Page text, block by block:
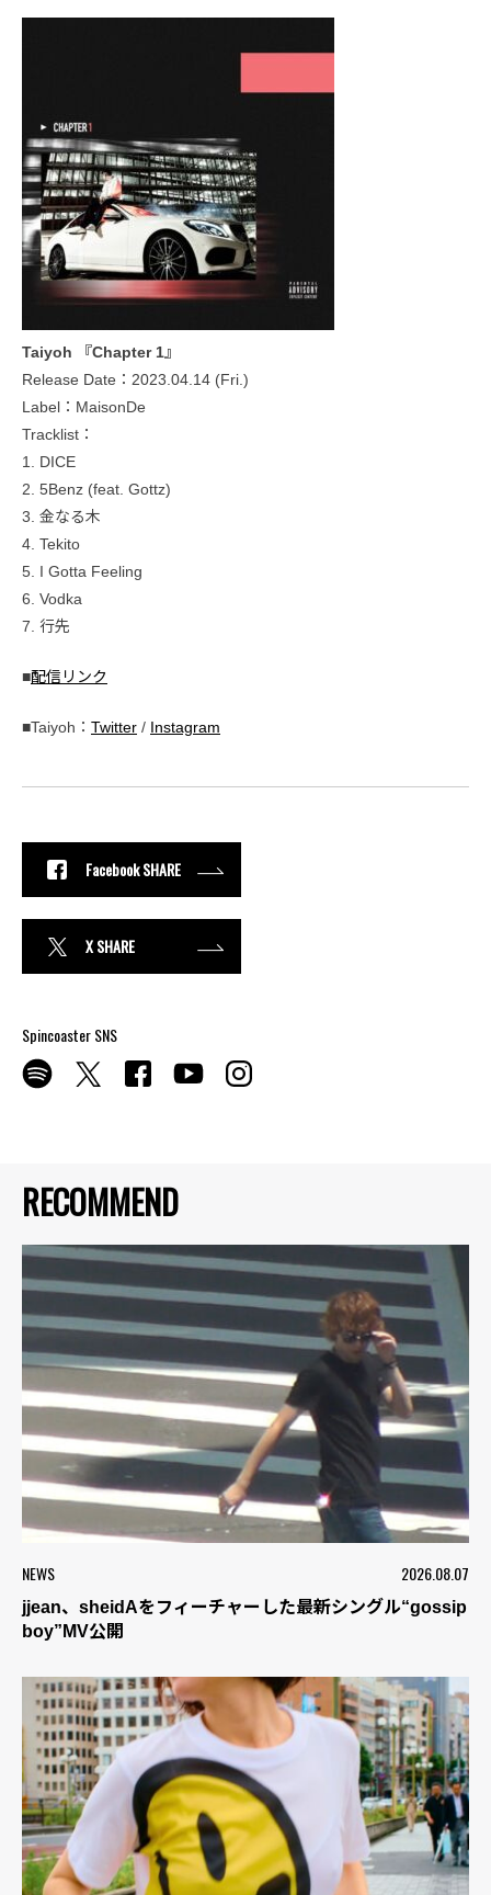
RECOMMEND
NEWS 2026.08.07
jjean、sheidAをフィーチャーした最新シングル“gossip
boy”MV公開
Taiyoh 『Chapter 1』
Release Date：2023.04.14 (Fri.)
Label：MaisonDe
Tracklist：
1. DICE
2. 5Benz (feat. Gottz)
3. 金なる木
4. Tekito
5. I Gotta Feeling
6. Vodka
7. 行先
■配信リンク
■Taiyoh： Twitter / Instagram
Facebook SHARE
X SHARE
Spincoaster SNS